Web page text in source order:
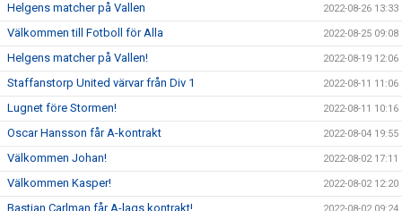
Helgens matcher på Vallen 2022-08-26 13:33
Välkommen till Fotboll för Alla 2022-08-25 09:08
Helgens matcher på Vallen! 2022-08-19 12:06
Staffanstorp United värvar från Div 1 2022-08-11 11:06
Lugnet före Stormen! 2022-08-11 10:16
Oscar Hansson får A-kontrakt 2022-08-04 19:55
Välkommen Johan! 2022-08-02 17:11
Välkommen Kasper! 2022-08-02 12:20
Bastian Carlman får A-lags kontrakt!